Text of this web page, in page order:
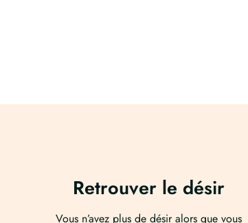
Retrouver le désir
Vous n’avez plus de désir alors que vous